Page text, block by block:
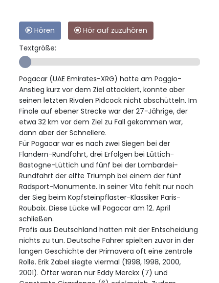
Hören
Hör auf zuzuhören
Textgröße:
Pogacar (UAE Emirates-XRG) hatte am Poggio-
Anstieg kurz vor dem Ziel attackiert, konnte aber
seinen letzten Rivalen Pidcock nicht abschütteln. Im
Finale auf ebener Strecke war der 27-Jährige, der
etwa 32 km vor dem Ziel zu Fall gekommen war,
dann aber der Schnellere.
Für Pogacar war es nach zwei Siegen bei der
Flandern-Rundfahrt, drei Erfolgen bei Lüttich-
Bastogne-Lüttich und fünf bei der Lombardei-
Rundfahrt der elfte Triumph bei einem der fünf
Radsport-Monumente. In seiner Vita fehlt nur noch
der Sieg beim Kopfsteinpflaster-Klassiker Paris-
Roubaix. Diese Lücke will Pogacar am 12. April
schließen.
Profis aus Deutschland hatten mit der Entscheidung
nichts zu tun. Deutsche Fahrer spielten zuvor in der
langen Geschichte der Primavera oft eine zentrale
Rolle. Erik Zabel siegte viermal (1998, 1998, 2000,
2001). Öfter waren nur Eddy Merckx (7) und